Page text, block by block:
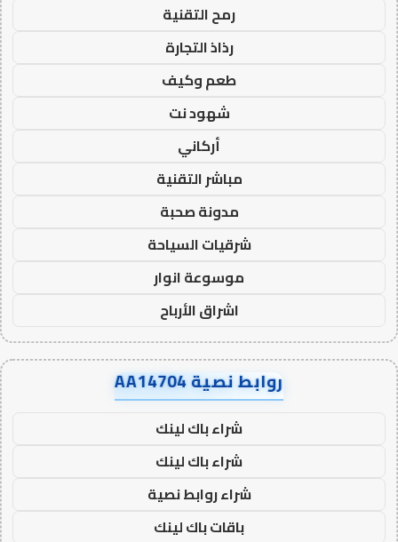
رمح التقنية
رذاذ التجارة
طعم وكيف
شهود نت
أركاني
مباشر التقنية
مدونة صحبة
شرقيات السياحة
موسوعة انوار
اشراق الأرباح
روابط نصية AA14704
شراء باك لينك
شراء باك لينك
شراء روابط نصية
باقات باك لينك